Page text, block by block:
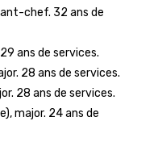
chef. 32 ans de
ans de services.
28 ans de services.
28 ans de services.
major. 24 ans de